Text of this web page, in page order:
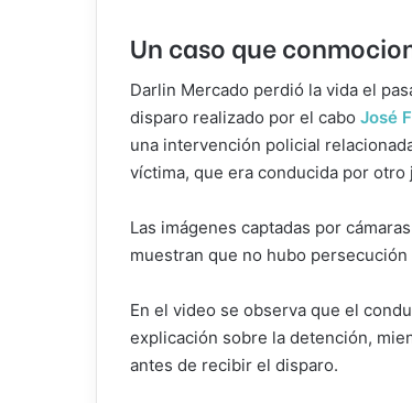
Un caso que
Darlin Mercado perdió la vida el
disparo realizado por el cabo José
una intervención policial
víctima, que era conducida por otro
Las imágenes captadas por
muestran que no hubo
En el video se observa que el
explicación sobre la detención,
antes de recibir el disparo.